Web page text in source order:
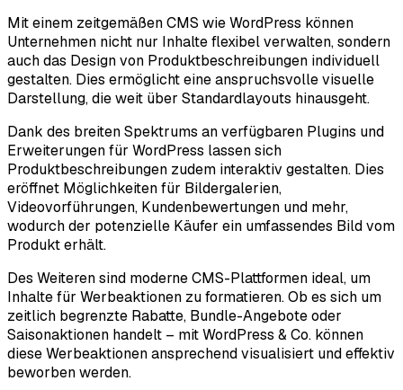
Mit einem zeitgemäßen CMS wie WordPress können
Unternehmen nicht nur Inhalte flexibel verwalten, sondern
auch das Design von Produktbeschreibungen individuell
gestalten. Dies ermöglicht eine anspruchsvolle visuelle
Darstellung, die weit über Standardlayouts hinausgeht.
Dank des breiten Spektrums an verfügbaren Plugins und
Erweiterungen für WordPress lassen sich
Produktbeschreibungen zudem interaktiv gestalten. Dies
eröffnet Möglichkeiten für Bildergalerien,
Videovorführungen, Kundenbewertungen und mehr,
wodurch der potenzielle Käufer ein umfassendes Bild vom
Produkt erhält.
Des Weiteren sind moderne CMS-Plattformen ideal, um
Inhalte für Werbeaktionen zu formatieren. Ob es sich um
zeitlich begrenzte Rabatte, Bundle-Angebote oder
Saisonaktionen handelt – mit WordPress & Co. können
diese Werbeaktionen ansprechend visualisiert und effektiv
beworben werden.